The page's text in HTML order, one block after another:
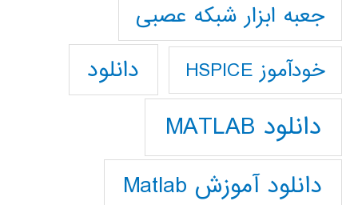
جعبه ابزار شبکه عصبی
خودآموز HSPICE دانلود
دانلود MATLAB
دانلود آموزش Matlab